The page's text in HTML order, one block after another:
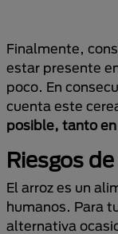
Finalmente,
estar presente
poco. En
cuenta este
posible, tanto
Riesgos
El arroz es un
humanos. Para
alternativa